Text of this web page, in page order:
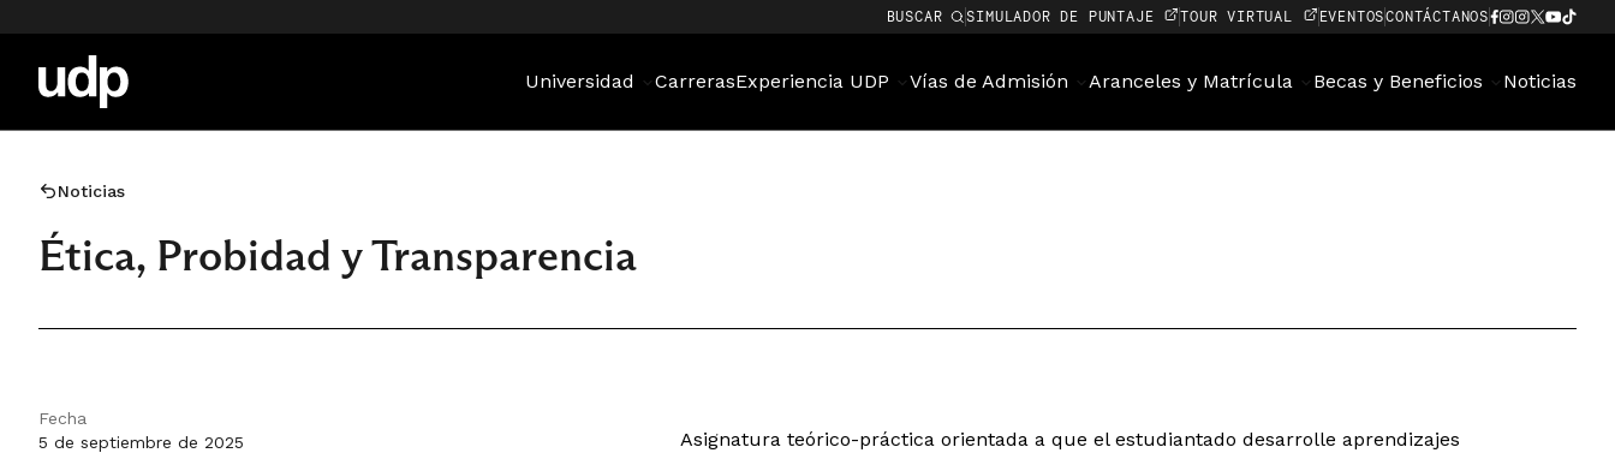
BUSCAR SIMULADOR DE PUNTAJE TOUR VIRTUAL EVENTOSCONTÁCTANOS
Universidad CarrerasExperiencia UDP Vías de Admisión Aranceles y Matrícula Becas y Beneficios Noticias
Noticias
Ética, Probidad y Transparencia
Fecha
5 de septiembre de 2025
Asignatura teórico-práctica orientada a que el estudiantado desarrolle aprendizajes